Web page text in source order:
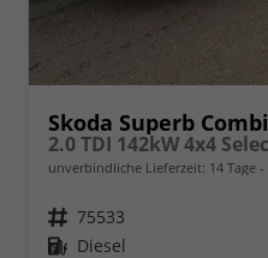
Skoda Superb Combi
unverbindliche Lieferzeit: 14 Tage
Fahrzeugnr. 75533
Kraftstoff Diesel